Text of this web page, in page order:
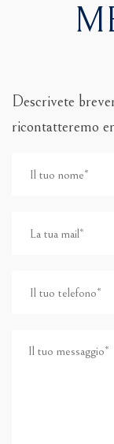
Descrivete
ricontatteremo